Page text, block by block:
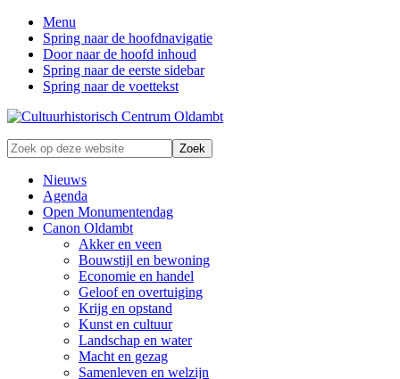
Menu
Spring naar de hoofdnavigatie
Door naar de hoofd inhoud
Spring naar de eerste sidebar
Spring naar de voettekst
Zonder
verleden
geen
toekomst
Zoek
op
deze
website
Nieuws
Agenda
Open Monumentendag
Canon Oldambt
Akker en veen
Bouwstijl en bewoning
Economie en handel
Geloof en overtuiging
Krijg en opstand
Kunst en cultuur
Landschap en water
Macht en gezag
Samenleven en welzijn